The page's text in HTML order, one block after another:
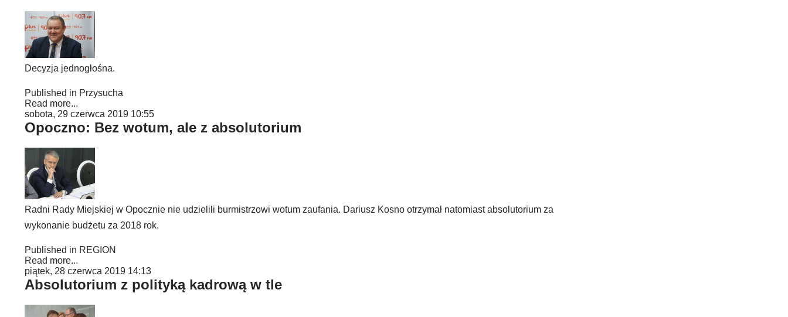
Decyzja jednogłośna.
Published in Przysucha
Read more...
sobota, 29 czerwca 2019 10:55
Opoczno: Bez wotum, ale z absolutorium
Radni Rady Miejskiej w Opocznie nie udzielili burmistrzowi wotum zaufania. Dariusz Kosno otrzymał natomiast absolutorium za
wykonanie budżetu za 2018 rok.
Published in REGION
Read more...
piątek, 28 czerwca 2019 14:13
Absolutorium z polityką kadrową w tle